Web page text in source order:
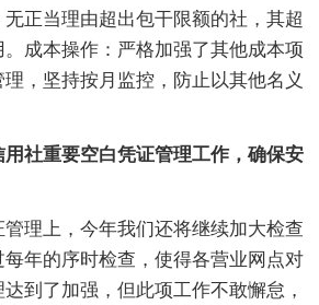
正当理由超出包干限额的社，其超
成本操作：严格加强了其他成本项
，坚持按月监控，防止以其他名义
社重要空白凭证管理工作，确保安
理上，今年我们还将继续加大检查
年的序时检查，使得各营业网点对
到了加强，但此项工作不敢懈怠，